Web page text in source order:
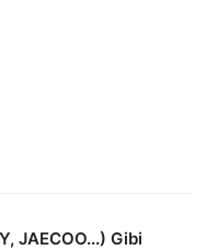
JAECOO...) Gibi